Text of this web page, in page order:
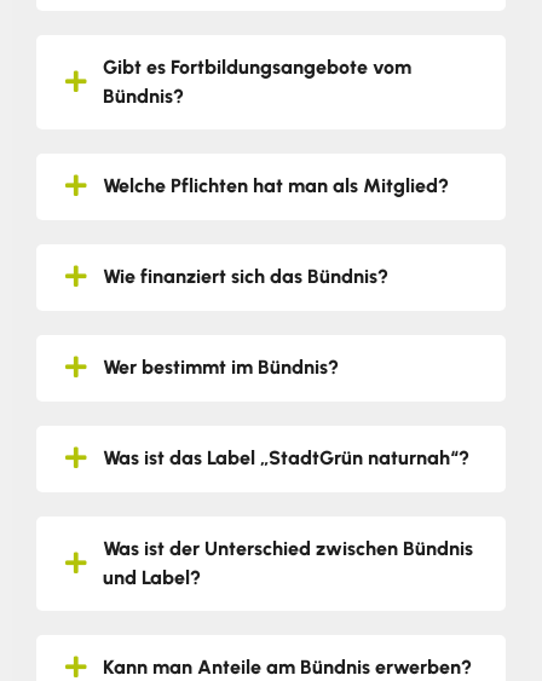
Gibt es Fortbildungsangebote vom
Bündnis?
Welche Pflichten hat man als Mitglied?
Wie finanziert sich das Bündnis?
Wer bestimmt im Bündnis?
Was ist das Label „StadtGrün naturnah“?
Was ist der Unterschied zwischen Bündnis
und Label?
Kann man Anteile am Bündnis erwerben?